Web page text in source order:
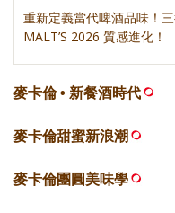
重新定義當代啤酒品味！
MALT’S 2026 質感進化！
麥卡倫 • 新餐酒時代
麥卡倫甜蜜新浪潮
麥卡倫團圓美味學